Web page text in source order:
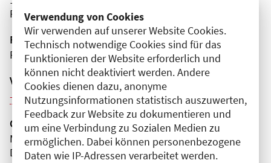
Verwendung von Cookies
Wir verwenden auf unserer Website Cookies.
Technisch notwendige Cookies sind für das
Funktionieren der Website erforderlich und
können nicht deaktiviert werden. Andere
Cookies dienen dazu, anonyme
Nutzungsinformationen statistisch auszuwerten,
Feedback zur Website zu dokumentieren und
um eine Verbindung zu Sozialen Medien zu
ermöglichen. Dabei können personenbezogene
Daten wie IP-Adressen verarbeitet werden.
Friedrichshain-Kreuzberg
Fortbildungsformat
Präsenz
Veranstaltungsreihe
Weitere Veranstaltungen dieser Reihe (12)
Organisator(en)
MVZ - Diagnostisch Therapeutisches Zentrum
DTZ am Frankfurter Tor